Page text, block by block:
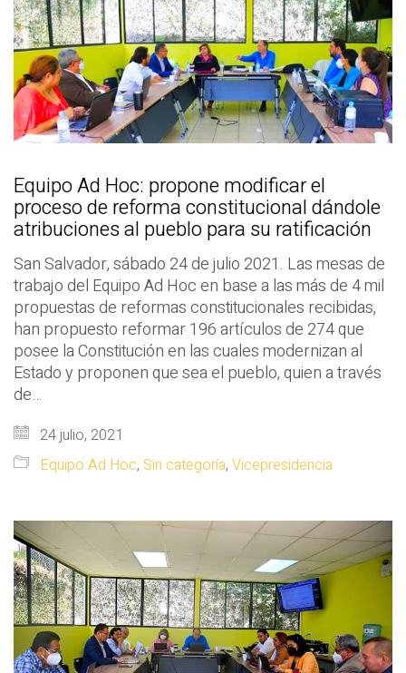
Equipo Ad Hoc: propone modificar el
proceso de reforma constitucional dándole
atribuciones al pueblo para su ratificación
San Salvador, sábado 24 de julio 2021. Las mesas de
trabajo del Equipo Ad Hoc en base a las más de 4 mil
propuestas de reformas constitucionales recibidas,
han propuesto reformar 196 artículos de 274 que
posee la Constitución en las cuales modernizan al
Estado y proponen que sea el pueblo, quien a través
de…
24 julio, 2021
Equipo Ad Hoc, Sin categoría, Vicepresidencia